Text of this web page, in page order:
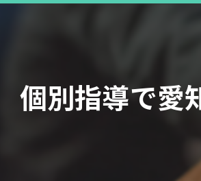
個別指導で愛